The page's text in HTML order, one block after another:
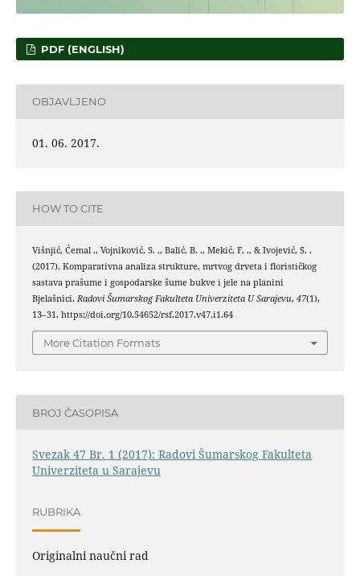
PDF (ENGLISH)
OBJAVLJENO
01. 06. 2017.
HOW TO CITE
Višnjić, Ćemal ., Vojniković, S. ., Balić, B. ., Mekić, F. ., & Ivojević, S. .
(2017). Komparativna analiza strukture, mrtvog drveta i florističkog
sastava prašume i gospodarske šume bukve i jele na planini
Bjelašnici. Radovi Šumarskog Fakulteta Univerziteta U Sarajevu, 47(1),
13–31. https://doi.org/10.54652/rsf.2017.v47.i1.64
More Citation Formats
BROJ ČASOPISA
Svezak 47 Br. 1 (2017): Radovi Šumarskog Fakulteta
Univerziteta u Sarajevu
RUBRIKA
Originalni naučni rad